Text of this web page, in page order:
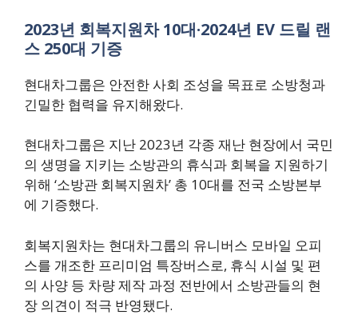
2023년 회복지원차 10대·2024년 EV 드릴 랜
스 250대 기증
현대차그룹은 안전한 사회 조성을 목표로 소방청과
긴밀한 협력을 유지해왔다.
현대차그룹은 지난 2023년 각종 재난 현장에서 국민
의 생명을 지키는 소방관의 휴식과 회복을 지원하기
위해 ‘소방관 회복지원차’ 총 10대를 전국 소방본부
에 기증했다.
회복지원차는 현대차그룹의 유니버스 모바일 오피
스를 개조한 프리미엄 특장버스로, 휴식 시설 및 편
의 사양 등 차량 제작 과정 전반에서 소방관들의 현
장 의견이 적극 반영됐다.